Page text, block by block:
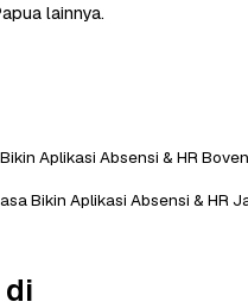
lainnya.
Aplikasi Absensi & HR
Bikin Aplikasi Absensi & HR